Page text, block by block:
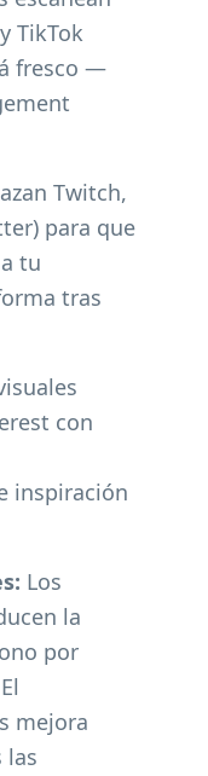
TikTok
fresco —
Twitch,
para que
tu
tras
con
inspiración
Los
la
por
mejora
las